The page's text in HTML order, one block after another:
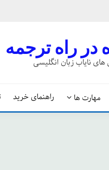
در راه ترجمه
های نایاب زبان انگلیسی
مهارت ها راهنمای خرید